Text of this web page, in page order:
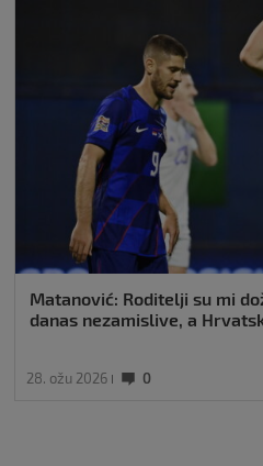
Matanović: Roditelji su mi
danas nezamislive, a
28. ožu 2026 0